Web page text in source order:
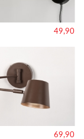
49,90
69,90